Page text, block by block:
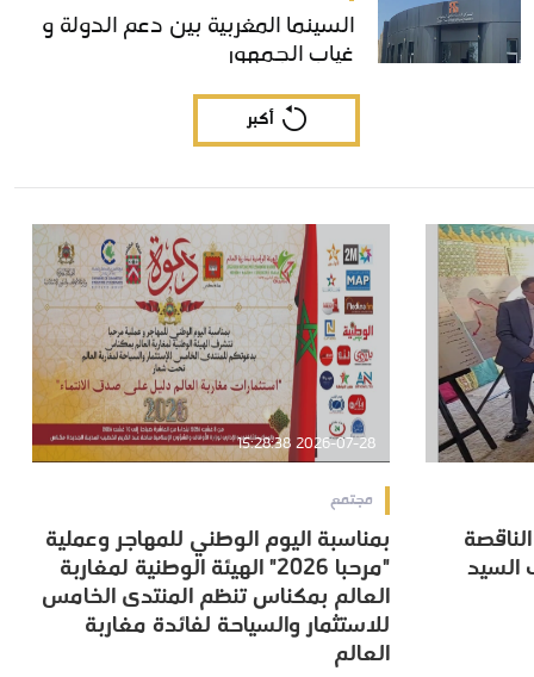
السينما المغربية بين دعم الدولة و
غياب الجمهور
السينما المغربية بين دعم الدولة و
غياب الجمهور
أكبر
السيد
السيد
2026-07-28 15:28:38
مجتمع
بمناسبة اليوم الوطني للمهاجر وعملية
"مرحبا 2026" الهيئة الوطنية لمغاربة
العالم بمكناس تنظم المنتدى الخامس
للاستثمار والسياحة لفائدة مغاربة
العالم
بمناسبة اليوم الوطني للمهاجر وعملية
"مرحبا 2026" الهيئة الوطنية لمغاربة
العالم بمكناس تنظم المنتدى الخامس
للاستثمار والسياحة لفائدة مغاربة
العالم